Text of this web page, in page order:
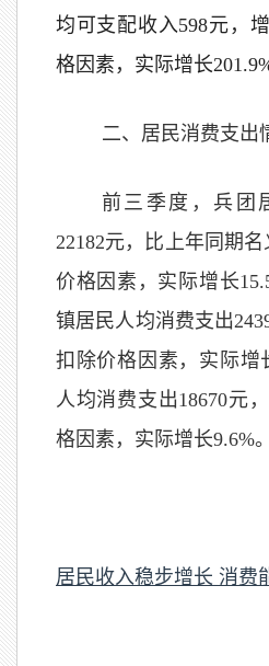
均可支配收入598元，
格因素，实际增长201.9%
二、居民消费支出
前三季度，兵团
22182元，比上年同期
价格因素，实际增长
镇居民人均消费支出
扣除价格因素，实际增
人均消费支出18670元
格因素，实际增长9.6%。
居民收入稳步增长 消费